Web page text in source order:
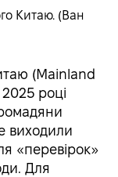
Китаю. (Ван
(Mainland
році
виходили
«перевірок»
Для